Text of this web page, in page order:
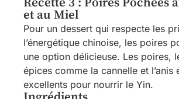
et au Miel
Pour un dessert qui respecte les
l’énergétique chinoise, les poires
une option délicieuse. Les poires,
épices comme la cannelle et l’anis
excellents pour nourrir le Yin.